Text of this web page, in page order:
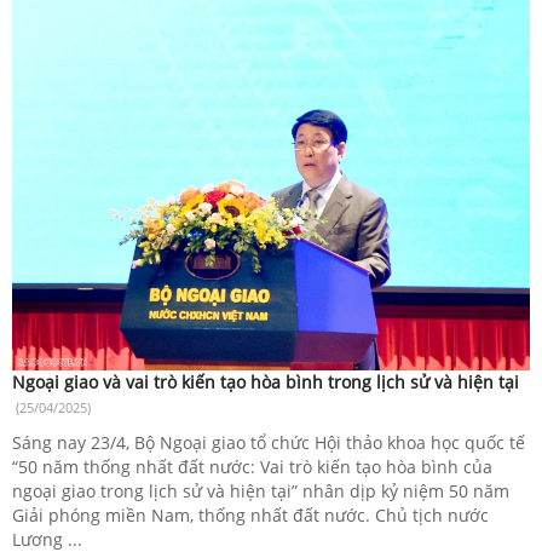
Ngoại giao và vai trò kiến tạo hòa bình trong lịch sử và hiện tại
(25/04/2025)
Sáng nay 23/4, Bộ Ngoại giao tổ chức Hội thảo khoa học quốc tế
“50 năm thống nhất đất nước: Vai trò kiến tạo hòa bình của
ngoại giao trong lịch sử và hiện tại” nhân dịp kỷ niệm 50 năm
Giải phóng miền Nam, thống nhất đất nước. Chủ tịch nước
Lương ...